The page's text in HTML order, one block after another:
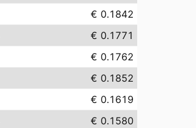
€ 0.1842
€ 0.1771
€ 0.1762
€ 0.1852
€ 0.1619
€ 0.1580